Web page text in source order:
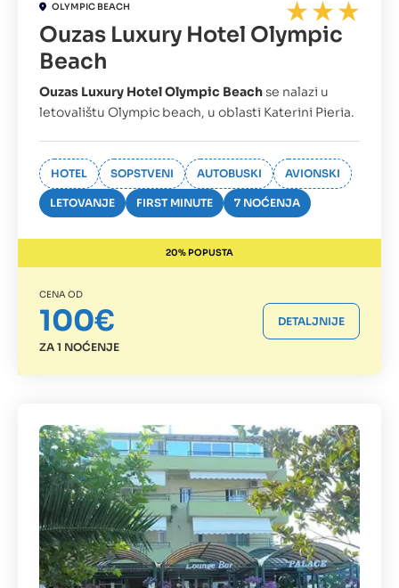
OLYMPIC BEACH
Ouzas Luxury Hotel Olympic
Beach
Ouzas Luxury Hotel Olympic Beachse nalazi u
letovalištu Olympic beach, u oblasti Katerini Pieria.
HOTEL SOPSTVENI AUTOBUSKI AVIONSKI
LETOVANJE FIRST MINUTE 7 NOĆENJA
20% POPUSTA
CENA OD
100€
ZA 1 NOĆENJE
DETALJNIJE